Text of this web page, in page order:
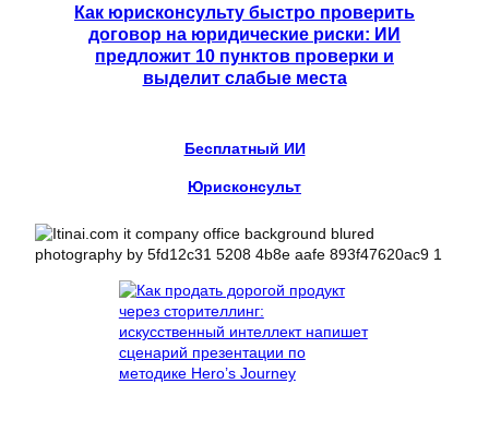
Как юрисконсульту быстро проверить
договор на юридические риски: ИИ
предложит 10 пунктов проверки и
выделит слабые места
Бесплатный ИИ
Юрисконсульт